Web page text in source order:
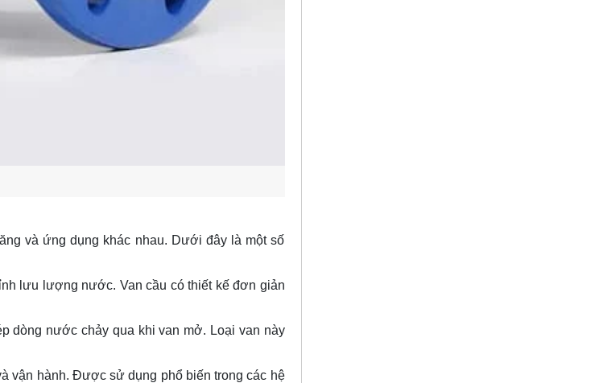
và ứng dụng khác nhau. Dưới đây là một số
lưu lượng nước. Van cầu có thiết kế đơn giản
dòng nước chảy qua khi van mở. Loại van này
vận hành. Được sử dụng phổ biến trong các hệ